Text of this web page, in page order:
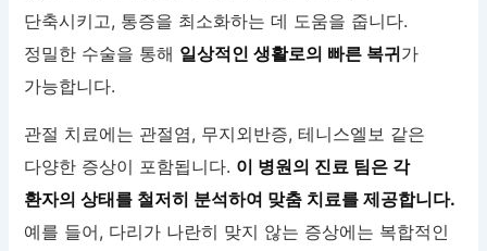
단축시키고, 통증을 최소화하는 데 도움을 줍니다.
정밀한 수술을 통해 일상적인 생활로의 빠른 복귀가
가능합니다.
관절 치료에는 관절염, 무지외반증, 테니스엘보 같은
다양한 증상이 포함됩니다. 이 병원의 진료 팀은 각
환자의 상태를 철저히 분석하여 맞춤 치료를 제공합니다.
예를 들어, 다리가 나란히 맞지 않는 증상에는 복합적인